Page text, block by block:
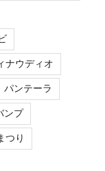
ナウディオ
パンテーラ
ンプ
つり